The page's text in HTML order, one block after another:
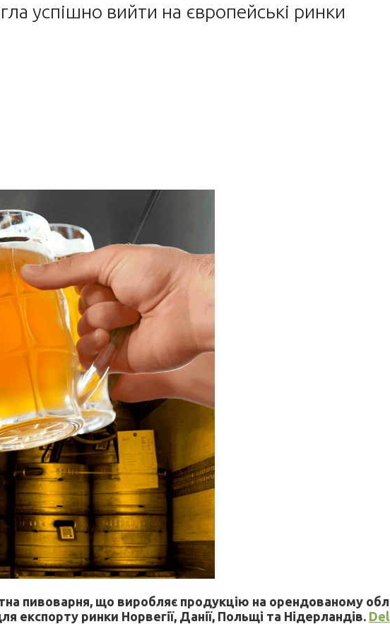
успішно вийти на європейські ринки
пивоварня, що виробляє продукцію на орендованому
експорту ринки Норвегії, Данії, Польщі та Нідерландів.